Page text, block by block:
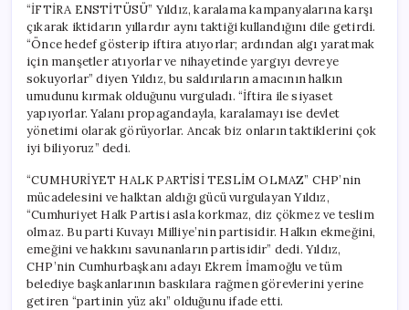
“İFTİRA ENSTİTÜSÜ” Yıldız, karalama kampanyalarına karşı
çıkarak iktidarın yıllardır aynı taktiği kullandığını dile getirdi.
“Önce hedef gösterip iftira atıyorlar; ardından algı yaratmak
için manşetler atıyorlar ve nihayetinde yargıyı devreye
sokuyorlar” diyen Yıldız, bu saldırıların amacının halkın
umudunu kırmak olduğunu vurguladı. “İftira ile siyaset
yapıyorlar. Yalanı propagandayla, karalamayı ise devlet
yönetimi olarak görüyorlar. Ancak biz onların taktiklerini çok
iyi biliyoruz” dedi.
“CUMHURİYET HALK PARTİSİ TESLİM OLMAZ” CHP’nin
mücadelesini ve halktan aldığı gücü vurgulayan Yıldız,
“Cumhuriyet Halk Partisi asla korkmaz, diz çökmez ve teslim
olmaz. Bu parti Kuvayı Milliye’nin partisidir. Halkın ekmeğini,
emeğini ve hakkını savunanların partisidir” dedi. Yıldız,
CHP’nin Cumhurbaşkanı adayı Ekrem İmamoğlu ve tüm
belediye başkanlarının baskılara rağmen görevlerini yerine
getiren “partinin yüz akı” olduğunu ifade etti.